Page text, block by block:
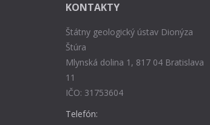
KONTAKTY
Štátny geologický ústav Dionýza
Štúra
Mlynská dolina 1, 817 04 Bratislava
11
IČO: 31753604
Telefón: